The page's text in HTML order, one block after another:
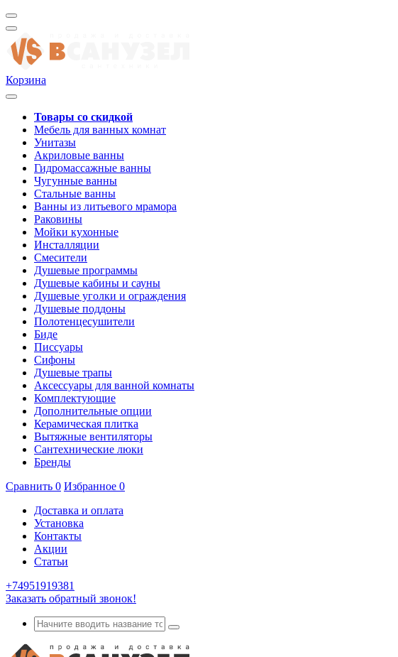
Корзина
Товары со скидкой
Мебель для ванных комнат
Унитазы
Акриловые ванны
Гидромассажные ванны
Чугунные ванны
Стальные ванны
Ванны из литьевого мрамора
Раковины
Мойки кухонные
Инсталляции
Смесители
Душевые программы
Душевые кабины и сауны
Душевые уголки и ограждения
Душевые поддоны
Полотенцесушители
Биде
Писсуары
Сифоны
Душевые трапы
Аксессуары для ванной комнаты
Комплектующие
Дополнительные опции
Керамическая плитка
Вытяжные вентиляторы
Сантехнические люки
Бренды
Сравнить 0 Избранное 0
Доставка и оплата
Установка
Контакты
Акции
Статьи
+74951919381
Заказать обратный звонок!